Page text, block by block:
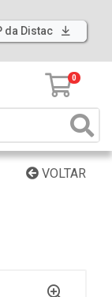
da Distac
0
VOLTAR